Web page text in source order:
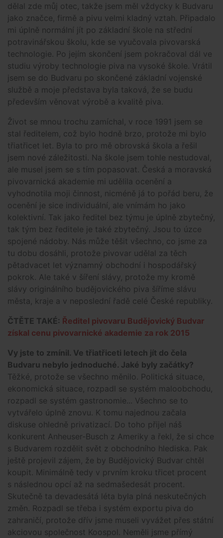
dělal zde můj otec, takže jsem měl vždycky k Budvaru
jako značce, firmě a pivu velmi kladný vztah. Připadalo
mi úplně normální jít po základní škole na střední
potravinářskou školu, kde se vyučovala pivovarská
technologie. Po jejím skončení jsem pokračoval dál ve
studiu výroby technologie piva na vysoké škole. Vrátil
jsem se do Budvaru po skončené základní vojenské
službě a moje představa byla taková, že se budu
především věnovat výrobě a kvalitě piva.
Život se mnou trochu zamíchal, v roce 1991 jsem se
stal ředitelem, což bylo hodně brzo, protože mi bylo
třiatřicet let. Byla to pro mě obrovská škola a řešil
jsem nové záležitosti. Na škole jsem tohle nestudoval,
ale musel jsem se s tím popasovat. Česká a moravská
pivovarnická akademie mi udělila ocenění a
vyhodnotila moji činnost, nicméně já to pořád beru, že
ocenění je sice individuální, ale vnímám ho jako
kolektivní. Tak jako ředitel bez týmu je úplně zbytečný,
tak tým bez ředitele je také zbytečný. Jsou to úzce
spojené nádoby. Nás může těšit všechno, co jsme za
tu dobu dosáhli, protože pivovar udělal za těch
pětadvacet let významný obchodní i hospodářský
pokrok. Ale také v šíření slávy, protože my kromě
slávy originálního budějovického piva šíříme slávu
města, kraje a v neposlední řadě celé České republiky.
ČTĚTE TAKÉ: Ředitel pivovaru Budějovický Budvar
získal cenu pivovarnické akademie za rok 2015
Vy jste to zmínil. Ve třiatřiceti letech jít do čela
Budvaru nebylo jednoduché. Jaké byly začátky?
Těžké, protože se všechno měnilo. Politická situace,
ekonomická situace, rozpadl se systém maloobchodu,
rozpadl se systém gastronomie... Všechno se to
vytvářelo úplně znovu. K tomu najednou začala
diskuse ohledně privatizací. Do toho přijel náš
konkurent Anheuser-Busch z Ameriky a řekl, že si chce
s Budvarem rozdělit svět z obchodního hlediska. Pak
ještě projevil zájem, že by Budějovický Budvar chtěl
koupit. Minimálně tedy v prvním kroku třicet procent
s následnou opcí až na sedmašedesát procent.
Skutečně ta devadesátá léta byla plná neskutečných
změn. Rozpadl se třeba i systém exportu piva do
zahraničí, protože dřív jsme museli vyvážet přes státní
akciovou společnost Koospol. Neměli jsme přímý